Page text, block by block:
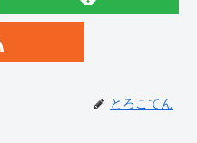
とろこてん